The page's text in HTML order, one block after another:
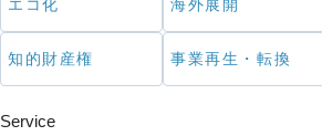
エコ化 海外展開
知的財産権 事業再生・転換
Service